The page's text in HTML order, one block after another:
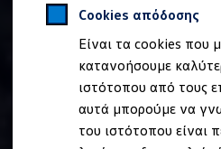
Cookies απόδοσης
Είναι τα cookies που
κατανοήσουμε
ιστότοπου από τους
αυτά μπορούμε να
του ιστότοπου είναι
Χρηματοδότηση και Leasing
Volkswagen Easy Living
Χρηματοδότηση Auto
Χρηματοδότηση
Καινοτόμες Τεχνολογίες
Ιδιοκτήτες και υπηρεσίες
myVolkswagen
Service και γνήσια
Επιθεώρηση &